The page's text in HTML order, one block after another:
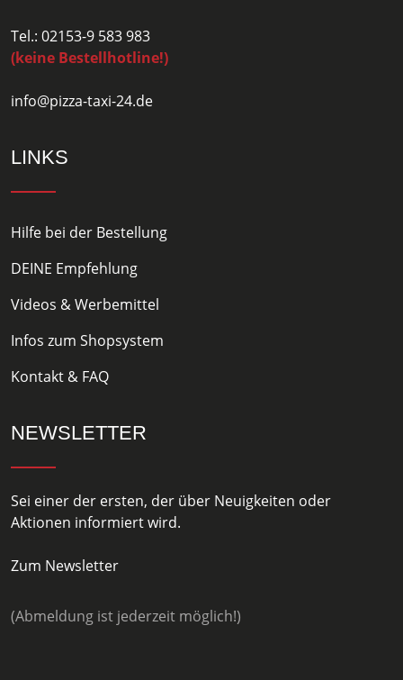
Tel.: 02153-9 583 983
(keine Bestellhotline!)
info@pizza-taxi-24.de
LINKS
Hilfe bei der Bestellung
DEINE Empfehlung
Videos & Werbemittel
Infos zum Shopsystem
Kontakt & FAQ
NEWSLETTER
Sei einer der ersten, der über Neuigkeiten oder
Aktionen informiert wird.
Zum Newsletter
(Abmeldung ist jederzeit möglich!)